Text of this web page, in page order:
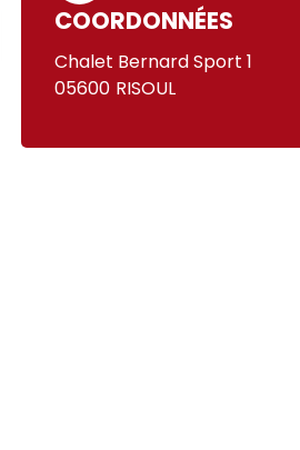
COORDONNÉES
Chalet Bernard Sport 1
05600 RISOUL